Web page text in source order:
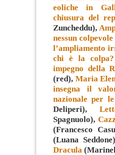
eoliche in
chiusura del
Zuncheddu),
nessun
l’ampliamento
chi è la colpa?
impegno della
(red), Maria
insegna il
nazionale per
Deliperi),
Spagnuolo),
(Francesco
(Luana
Dracula